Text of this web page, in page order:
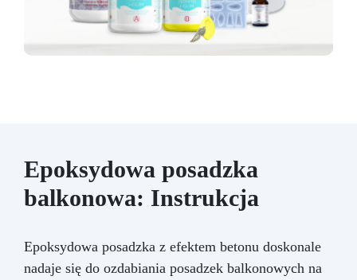
Epoksydowa posadzka
balkonowa: Instrukcja
Epoksydowa posadzka z efektem betonu doskonale
nadaje się do ozdabiania posadzek balkonowych na